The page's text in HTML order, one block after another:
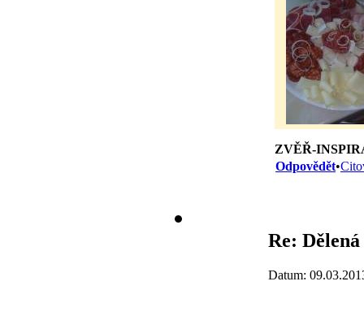
ZVĚŘ-
Odpovědět•
Re:
Datum: